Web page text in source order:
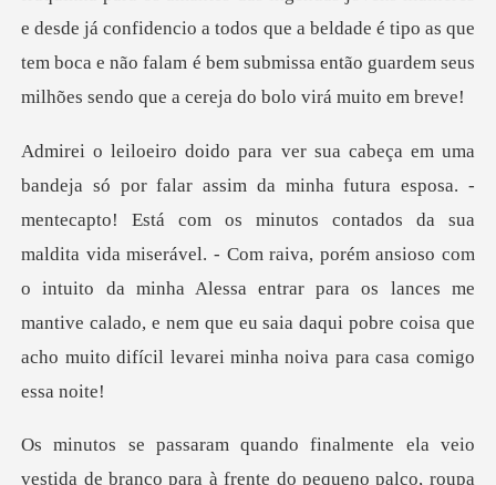
e desde já confidencio a todos que a b
os minutos contados da sua
maldita vida miserável. - Com raiva, porém ansioso com
o intuito da minha Alessa entrar para os lanc
frente do pequeno palco, roupa